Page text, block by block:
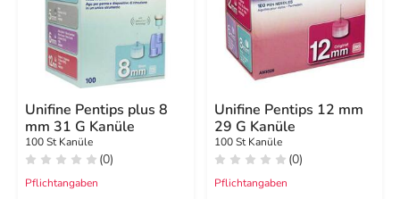
Unifine Pentips plus 8
mm 31 G Kanüle
100 St Kanüle
(0)
Pflichtangaben
Unifine Pentips 12 mm
29 G Kanüle
100 St Kanüle
(0)
Pflichtangaben